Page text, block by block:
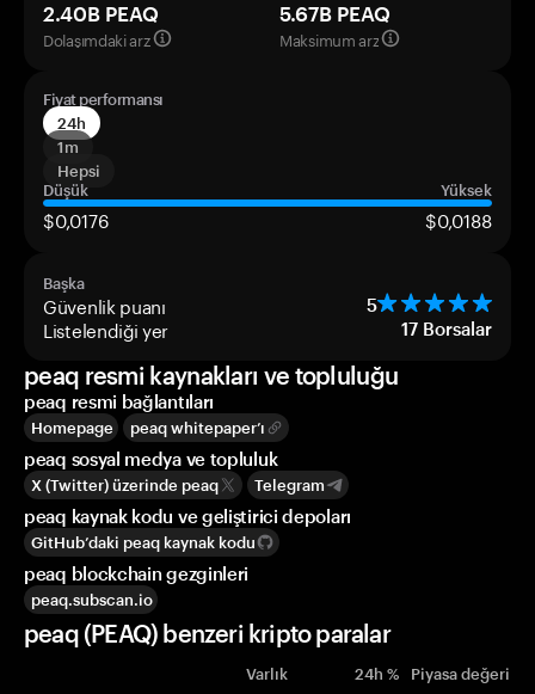
2.40B PEAQ
Dolaşımdaki arz
5.67B PEAQ
Maksimum arz
Fiyat performansı
24h
1m
Hepsi
Düşük
Yüksek
$0,0176 $0,0188
Başka
Güvenlik puanı 5
Listelendiği yer 17 Borsalar
peaq resmi kaynakları ve topluluğu
peaq resmi bağlantıları
Homepage peaq whitepaper’ı
peaq sosyal medya ve topluluk
X (Twitter) üzerinde peaq Telegram
peaq kaynak kodu ve geliştirici depoları
GitHub’daki peaq kaynak kodu
peaq blockchain gezginleri
peaq.subscan.io
peaq (PEAQ) benzeri kripto paralar
Varlık 24h % Piyasa değeri